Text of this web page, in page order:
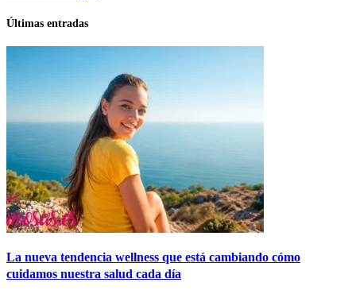
Últimas entradas
La nueva tendencia wellness que está cambiando cómo
cuidamos nuestra salud cada día